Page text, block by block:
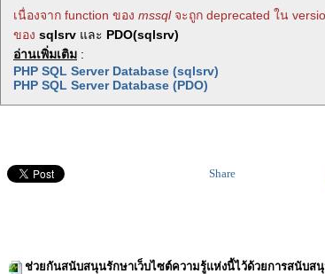
เนื่องจาก function ของ mssql จะถูก deprecated ใน
ของ sqlsrv และ PDO(sqlsrv)
อ่านเพิ่มเติม :
PHP SQL Server Database (sqlsrv)
PHP SQL Server Database (PDO)
Share
ช่วยกันสนับสนุนรักษาเว็บไซต์ความรู้แห่งนี้ไว้ด้วยการสนับส